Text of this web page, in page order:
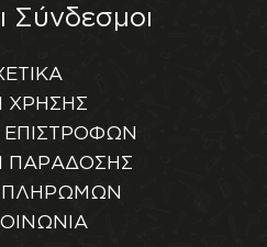
Σύνδεσμοι
ΧΡΗΣΗΣ
ΕΠΙΣΤΡΟΦΩΝ
ΠΑΡΑΔΟΣΗΣ
ΠΛΗΡΩΜΩΝ